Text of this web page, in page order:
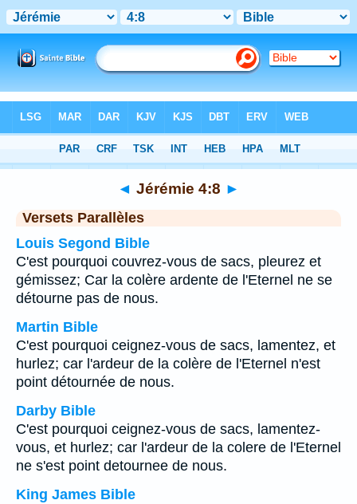
Chapitre 4> Verset 8
◄ Jérémie 4:8 ►
Versets Parallèles
Louis Segond Bible
C'est pourquoi couvrez-vous de sacs, pleurez et
gémissez; Car la colère ardente de l'Eternel ne se
détourne pas de nous.
Martin Bible
C'est pourquoi ceignez-vous de sacs, lamentez, et
hurlez; car l'ardeur de la colère de l'Eternel n'est
point détournée de nous.
Darby Bible
C'est pourquoi ceignez-vous de sacs, lamentez-
vous, et hurlez; car l'ardeur de la colere de l'Eternel
ne s'est point detournee de nous.
King James Bible